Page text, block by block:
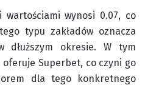
wartościami wynosi 0.07, co
typu zakładów oznacza
dłuższym okresie. W tym
Superbet, co czyni go
dla tego konkretnego